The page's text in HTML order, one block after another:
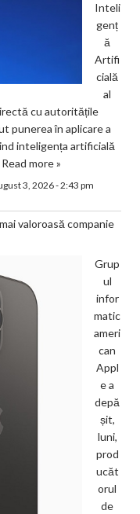
Inteli
genț
ă
Artifi
cială
al
cu autoritățile
punerea în aplicare a
inteligența artificială
Read more »
3, 2026 - 2:43 pm
valoroasă companie
Grup
ul
infor
matic
ameri
can
Appl
e a
depă
șit,
luni,
prod
ucăt
orul
de